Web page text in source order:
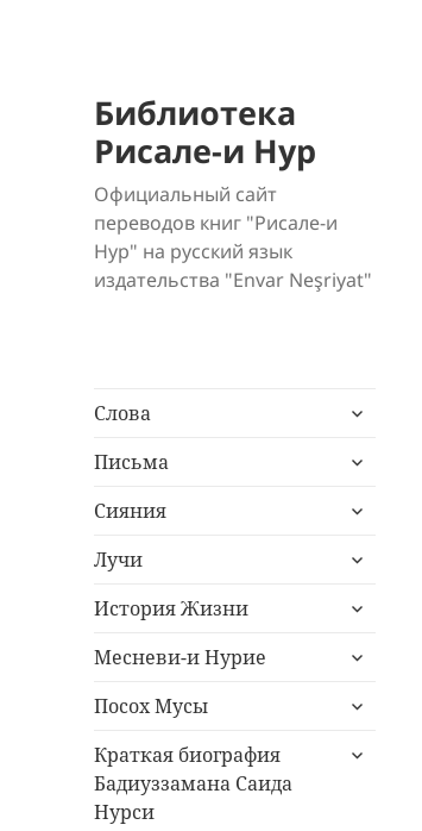
Библиотека
Рисале-и Нур
Официальный сайт
переводов книг "Рисале-и
Нур" на русский язык
издательства "Envar Neşriyat"
Слова
раскрыть
меню
Письма
раскрыть
меню
Сияния
раскрыть
меню
Лучи
раскрыть
меню
История Жизни
раскрыть
меню
Месневи-и Нурие
раскрыть
меню
Посох Мусы
раскрыть
меню
Краткая биография
Бадиуззамана Саида
Нурси
раскрыть